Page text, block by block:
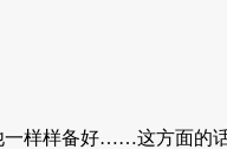
样样备好……这方面的